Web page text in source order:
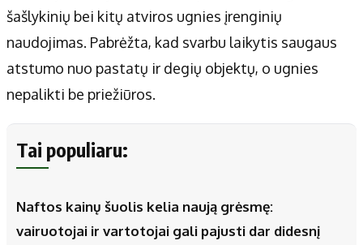
šašlykinių bei kitų atviros ugnies įrenginių
naudojimas. Pabrėžta, kad svarbu laikytis saugaus
atstumo nuo pastatų ir degių objektų, o ugnies
nepalikti be priežiūros.
Tai populiaru:
Naftos kainų šuolis kelia naują grėsmę:
vairuotojai ir vartotojai gali pajusti dar didesnį